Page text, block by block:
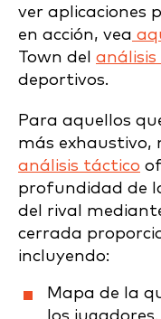
ver aplicaciones
en acción, vea
Town del análisis
deportivos.
Para aquellos
más exhaustivo,
análisis táctico
profundidad de
del rival
cerrada
incluyendo:
Mapa de la